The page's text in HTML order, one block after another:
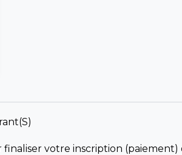
votre inscription (paiement)